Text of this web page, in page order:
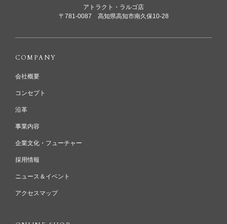
アトラクト・ラルゴ店
〒781-0087 高知県高知市南久保10-28
COMPANY
会社概要
コンセプト
沿革
事業内容
企業文化・フューチャー
採用情報
ニュース＆イベント
アクセスマップ